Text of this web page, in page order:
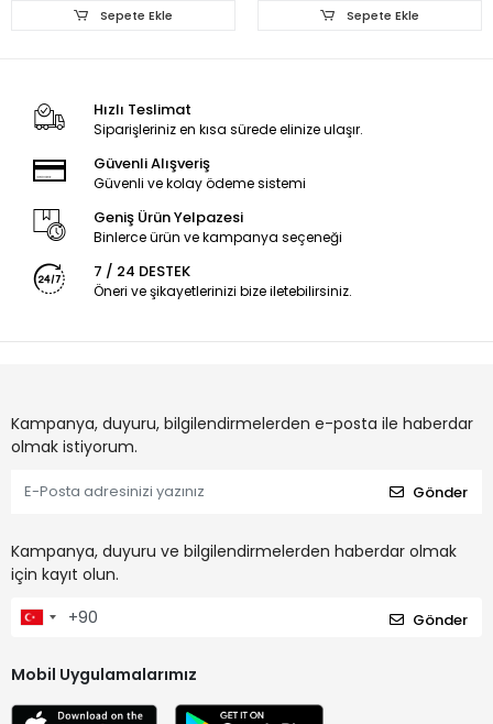
Sepete Ekle Sepete Ekle
Hızlı Teslimat
Siparişleriniz en kısa sürede elinize ulaşır.
Güvenli Alışveriş
Güvenli ve kolay ödeme sistemi
Geniş Ürün Yelpazesi
Binlerce ürün ve kampanya seçeneği
7 / 24 DESTEK
Öneri ve şikayetlerinizi bize iletebilirsiniz.
Kampanya, duyuru, bilgilendirmelerden e-posta ile haberdar
olmak istiyorum.
Gönder
Kampanya, duyuru ve bilgilendirmelerden haberdar olmak
için kayıt olun.
Gönder
Mobil Uygulamalarımız